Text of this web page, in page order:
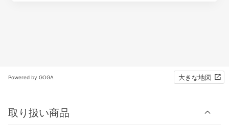
Powered by GOGA 大きな地図
取り扱い商品